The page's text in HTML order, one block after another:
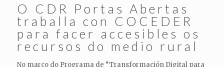
O CDR Portas Abertas
traballa con COCEDER
para facer accesibles os
recursos do medio rural
No marco do Programa de “Transformación Digital para